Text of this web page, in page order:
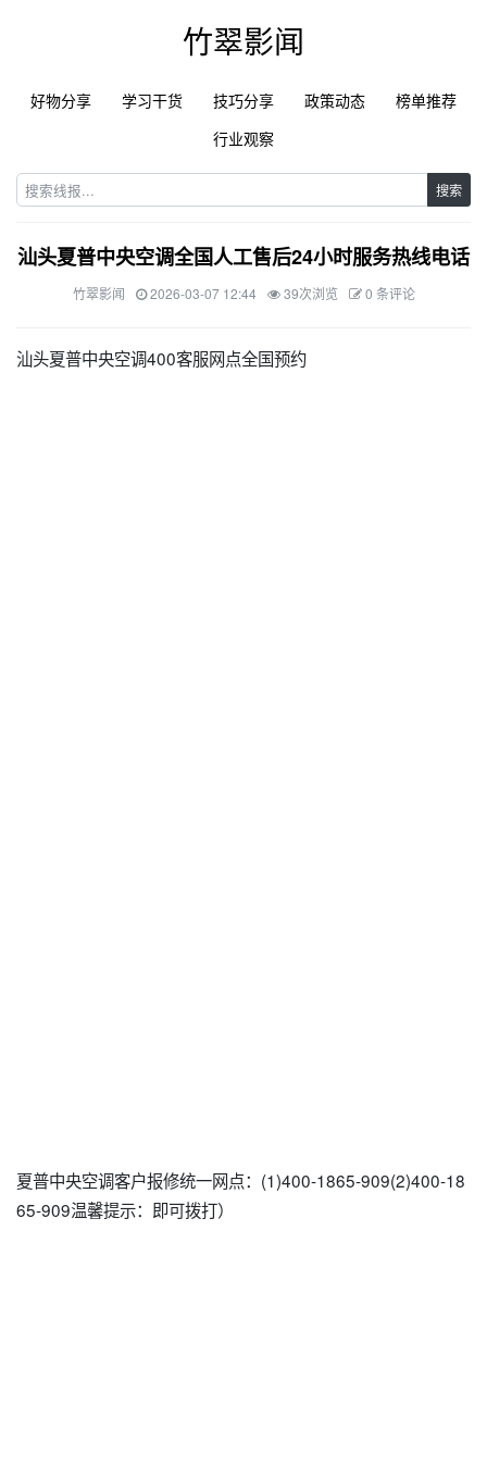
竹翠影闻
好物分享 学习干货 技巧分享 政策动态
榜单推荐
行业观察
搜索
汕头夏普中央空调全国人工售后24小时服务热线电话
竹翠影闻 2026-03-07 12:44 39次浏览 0 条评论
汕头夏普中央空调400客服网点全国预约
夏普中央空调客户报修统一网点：(1)400-1865-909(2)400-18
65-909温馨提示：即可拨打）